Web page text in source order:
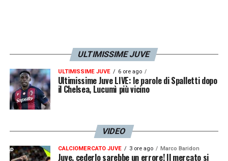
ULTIMISSIME JUVE
ULTIMISSIME JUVE 6 ore ago
Ultimissime Juve LIVE: le parole di Spalletti dopo
il Chelsea, Lucumì più vicino
VIDEO
CALCIOMERCATO JUVE 3 ore ago Marco Baridon
Juve, cederlo sarebbe un errore! Il mercato si